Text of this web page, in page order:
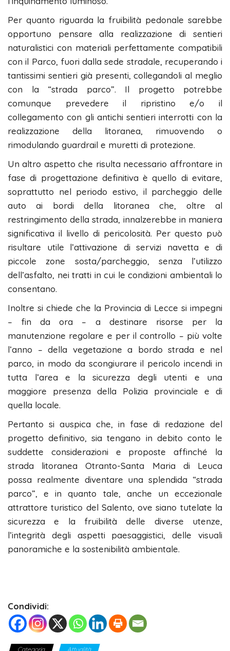
Per quanto riguarda la fruibilità pedonale sarebbe
opportuno pensare alla realizzazione di sentieri
naturalistici con materiali perfettamente compatibili
con il Parco, fuori dalla sede stradale, recuperando i
tantissimi sentieri già presenti, collegandoli al meglio
con la “strada parco”. Il progetto potrebbe
comunque prevedere il ripristino e/o il
collegamento con gli antichi sentieri interrotti con la
realizzazione della litoranea, rimuovendo o
rimodulando guardrail e muretti di protezione.
Un altro aspetto che risulta necessario affrontare in
fase di progettazione definitiva è quello di evitare,
soprattutto nel periodo estivo, il parcheggio delle
auto ai bordi della litoranea che, oltre al
restringimento della strada, innalzerebbe in maniera
significativa il livello di pericolosità. Per questo può
risultare utile l’attivazione di servizi navetta e di
piccole zone sosta/parcheggio, senza l’utilizzo
dell’asfalto, nei tratti in cui le condizioni ambientali lo
consentano.
Inoltre si chiede che la Provincia di Lecce si impegni
– fin da ora – a destinare risorse per la
manutenzione regolare e per il controllo – più volte
l’anno – della vegetazione a bordo strada e nel
parco, in modo da scongiurare il pericolo incendi in
tutta l’area e la sicurezza degli utenti e una
maggiore presenza della Polizia provinciale e di
quella locale.
Pertanto si auspica che, in fase di redazione del
progetto definitivo, sia tengano in debito conto le
suddette considerazioni e proposte affinché la
strada litoranea Otranto-Santa Maria di Leuca
possa realmente diventare una splendida “strada
parco”, e in quanto tale, anche un eccezionale
attrattore turistico del Salento, ove siano tutelate la
sicurezza e la fruibilità delle diverse utenze,
l’integrità degli aspetti paesaggistici, delle visuali
panoramiche e la sostenibilità ambientale.
Condividi:
Categoria Attualità